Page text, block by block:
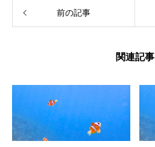
前の記事
関連記事